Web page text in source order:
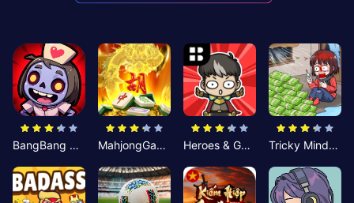
BangBang Zombies:Chiến Shelter MahjongGame Heroes & Gear? Yoink! Tricky Minds: Brainy Puzzle